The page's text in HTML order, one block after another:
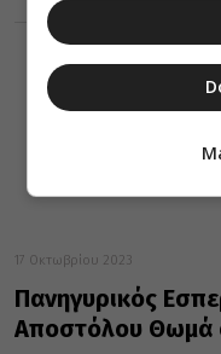
17 Οκτωβρίου 2023
Πανηγυρικός
Αποστόλου Θωμά